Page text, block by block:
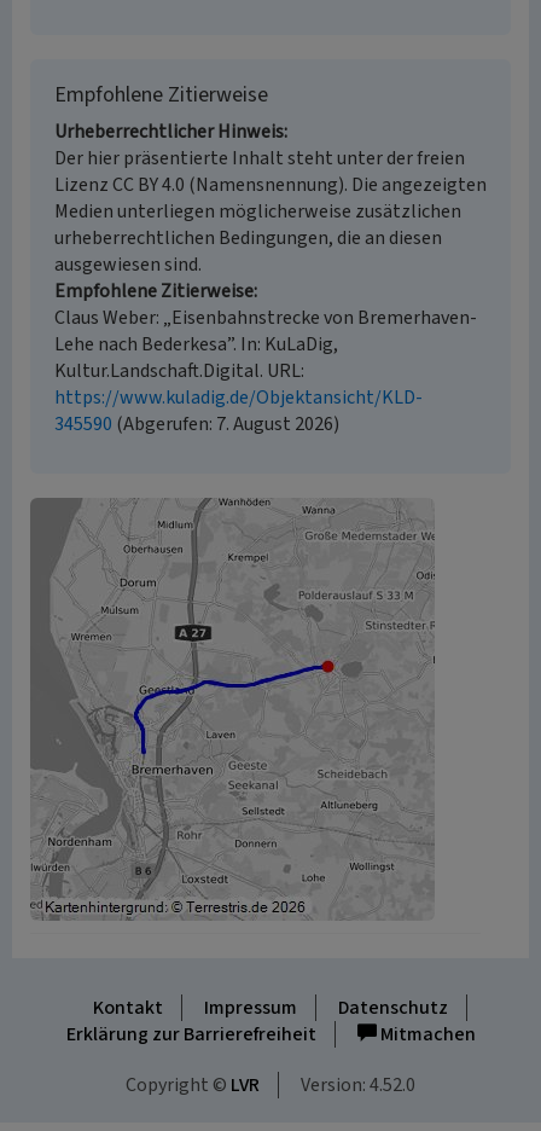
Empfohlene Zitierweise
Urheberrechtlicher Hinweis
Der hier präsentierte Inhalt steht unter der freien
Lizenz CC BY 4.0 (Namensnennung). Die angezeigten
Medien unterliegen möglicherweise zusätzlichen
urheberrechtlichen Bedingungen, die an diesen
ausgewiesen sind.
Empfohlene Zitierweise
Claus Weber: „Eisenbahnstrecke von Bremerhaven-
Lehe nach Bederkesa”. In: KuLaDig,
Kultur.Landschaft.Digital. URL:
https://www.kuladig.de/Objektansicht/KLD-
345590 (Abgerufen: 7. August 2026)
Kontakt Impressum
Datenschutz
Erklärung zur Barrierefreiheit
Mitmachen
Copyright © LVR Version: 4.52.0